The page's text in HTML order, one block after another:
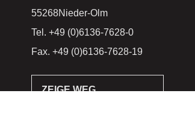
55268Nieder-Olm
Tel. +49 (0)6136-7628-0
Fax. +49 (0)6136-7628-19
ZEIGE WEG